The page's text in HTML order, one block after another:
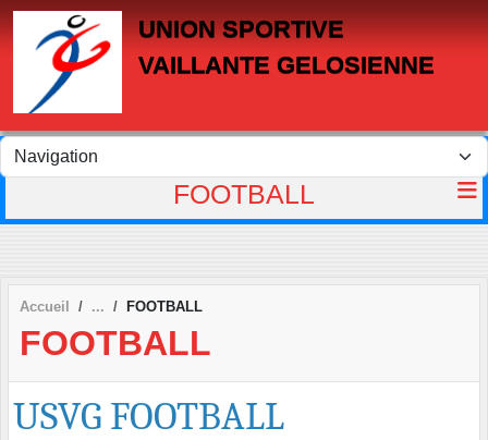
UNION SPORTIVE
VAILLANTE GELOSIENNE
FOOTBALL
Accueil FOOTBALL
FOOTBALL
USVG FOOTBALL
Panneau de gestion des cookies